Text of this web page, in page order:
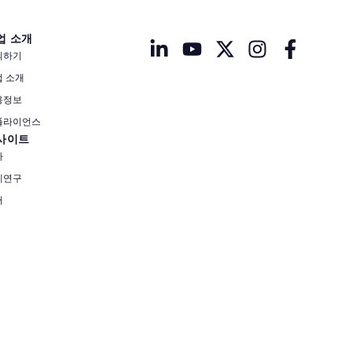
소개
하기
소개
정보
라이언스
이트
연구